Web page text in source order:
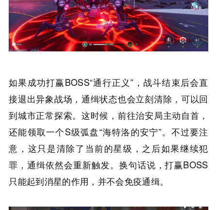
如果成功打赢BOSS“通行正义”，战斗结束后会直
接退出异象战场，通缉状态也会立刻清除，可以回
到城市正常探索。这时候，前往治安局主动自首，
还能领取一个S级弧盘“海特洛的安宁”。不过要注
意，这只是清除了当前的星级，之后如果继续犯
罪，通缉依然会重新触发。换句话说，打赢BOSS
只能起到消星的作用，并不会免疫通缉。